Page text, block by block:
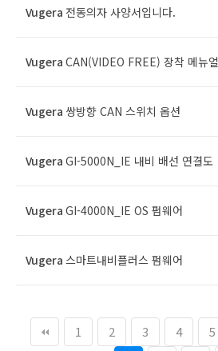
Vugera 전동의자 사양서입니다.
Vugera CAN(VIDEO FREE) 장착 메뉴얼
Vugera 쌍방향 CAN 스위치 옵션
Vugera GI-5000N_IE 내비 배선 연결도
Vugera GI-4000N_IE OS 펌웨어
Vugera 스마트내비플러스 펌웨어
1 2 3 4 5